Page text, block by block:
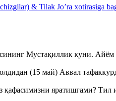
& Tilak Jo’ra xotirasiga
Мустақиллик куни.
(15 май) Аввал
қафасимизни яратишгами?